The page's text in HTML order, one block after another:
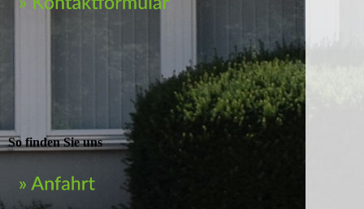
So finden Sie uns